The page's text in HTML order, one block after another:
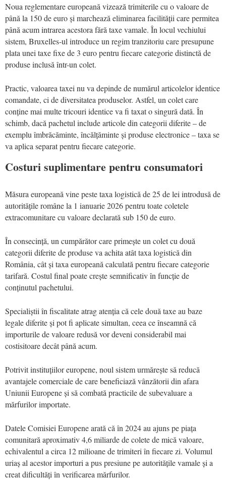
Noua reglementare europeană vizează trimiterile cu o valoare de
până la 150 de euro și marchează eliminarea facilității care permitea
până acum intrarea acestora fără taxe vamale. În locul vechiului
sistem, Bruxelles-ul introduce un regim tranzitoriu care presupune
plata unei taxe fixe de 3 euro pentru fiecare categorie distinctă de
produse inclusă într-un colet.
Practic, valoarea taxei nu va depinde de numărul articolelor identice
comandate, ci de diversitatea produselor. Astfel, un colet care
conține mai multe tricouri identice va fi taxat o singură dată. În
schimb, dacă pachetul include articole din categorii diferite – de
exemplu îmbrăcăminte, încălțăminte și produse electronice – taxa se
va aplica separat pentru fiecare categorie.
Costuri suplimentare pentru consumatori
Măsura europeană vine peste taxa logistică de 25 de lei introdusă de
autoritățile române la 1 ianuarie 2026 pentru toate coletele
extracomunitare cu valoare declarată sub 150 de euro.
În consecință, un cumpărător care primește un colet cu două
categorii diferite de produse va achita atât taxa logistică din
România, cât și taxa europeană calculată pentru fiecare categorie
tarifară. Costul final poate crește semnificativ în funcție de
conținutul pachetului.
Specialiștii în fiscalitate atrag atenția că cele două taxe au baze
legale diferite și pot fi aplicate simultan, ceea ce înseamnă că
importurile de valoare redusă vor deveni considerabil mai
costisitoare decât până acum.
Potrivit instituțiilor europene, noul sistem urmărește să reducă
avantajele comerciale de care beneficiază vânzătorii din afara
Uniunii Europene și să combată practicile de subevaluare a
mărfurilor importate.
Datele Comisiei Europene arată că în 2024 au ajuns pe piața
comunitară aproximativ 4,6 miliarde de colete de mică valoare,
echivalentul a circa 12 milioane de trimiteri în fiecare zi. Volumul
uriaș al acestor importuri a pus presiune pe autoritățile vamale și a
creat dificultăți în verificarea mărfurilor.